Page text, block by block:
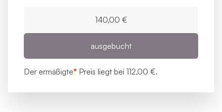
140,00 €
ausgebucht
Der ermäßigte* Preis liegt bei 112,00 €.